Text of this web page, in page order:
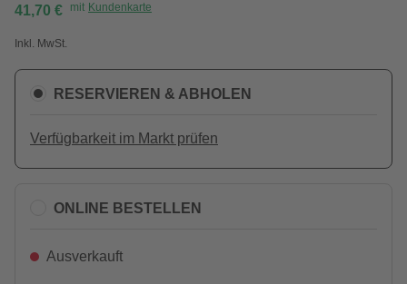
41,70 € mit Kundenkarte
Inkl. MwSt.
RESERVIEREN & ABHOLEN
Verfügbarkeit im Markt prüfen
ONLINE BESTELLEN
Ausverkauft